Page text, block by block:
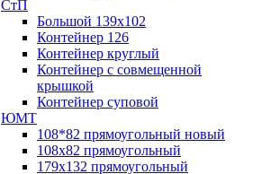
СтП
Большой 139х102
Контейнер 126
Контейнер круглый
Контейнер с совмещенной
крышкой
Контейнер суповой
ЮМТ
108*82 прямоугольный новый
108х82 прямоугольный
179х132 прямоугольный